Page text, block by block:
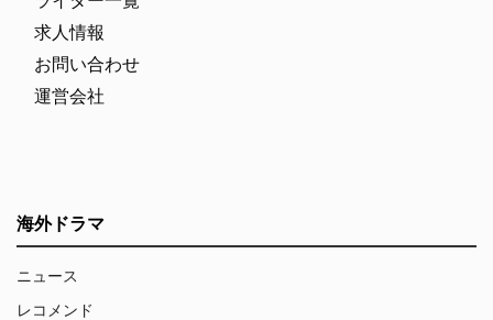
求人情報
お問い合わせ
運営会社
海外ドラマ
ニュース
レコメンド